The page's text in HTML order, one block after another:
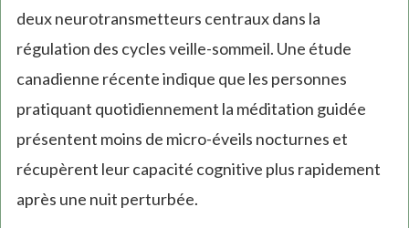
deux neurotransmetteurs centraux dans la
régulation des cycles veille-sommeil. Une étude
canadienne récente indique que les personnes
pratiquant quotidiennement la méditation guidée
présentent moins de micro-éveils nocturnes et
récupèrent leur capacité cognitive plus rapidement
après une nuit perturbée.